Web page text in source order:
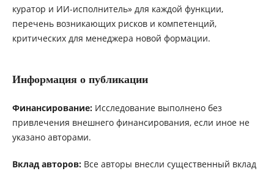
куратор и ИИ-исполнитель» для каждой функции,
перечень возникающих рисков и компетенций,
критических для менеджера новой формации.
Информация о публикации
Финансирование:Исследование выполнено без
привлечения внешнего финансирования, если иное не
указано авторами.
Вклад авторов:Все авторы внесли существенный вклад